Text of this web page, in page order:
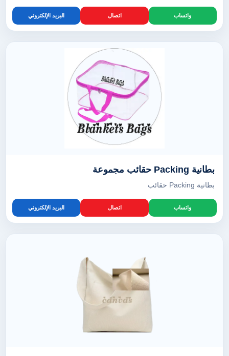
واتساب اتصال البريد الإلكتروني
بطانية Packing حقائب مجموعة
بطانية Packing حقائب
واتساب اتصال البريد الإلكتروني